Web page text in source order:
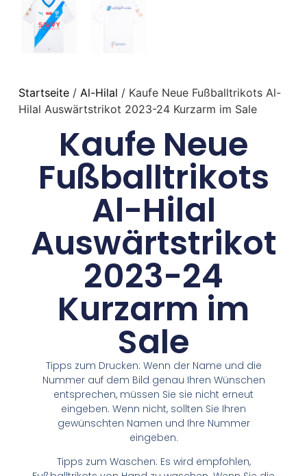
Startseite/ Al-Hilal / Kaufe Neue Fußballtrikots Al-
Hilal Auswärtstrikot 2023-24 Kurzarm im Sale
Kaufe Neue
Fußballtrikots
Al-Hilal
Auswärtstrikot
2023-24
Kurzarm im
Sale
Tipps zum Drucken: Wenn der Name und die
Nummer auf dem Bild genau Ihren Wünschen
entsprechen, müssen Sie sie nicht erneut
eingeben. Wenn nicht, sollten Sie Ihren
gewünschten Namen und Ihre Nummer
eingeben.
Tipps zum Waschen: Es wird empfohlen,